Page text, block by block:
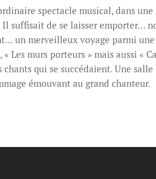
spectacle musical, dans une
suffisait de se laisser emporter…
un merveilleux voyage parmi
« Les murs porteurs » mais aussi «
qui se succédaient. Une
émouvant au grand chanteur.